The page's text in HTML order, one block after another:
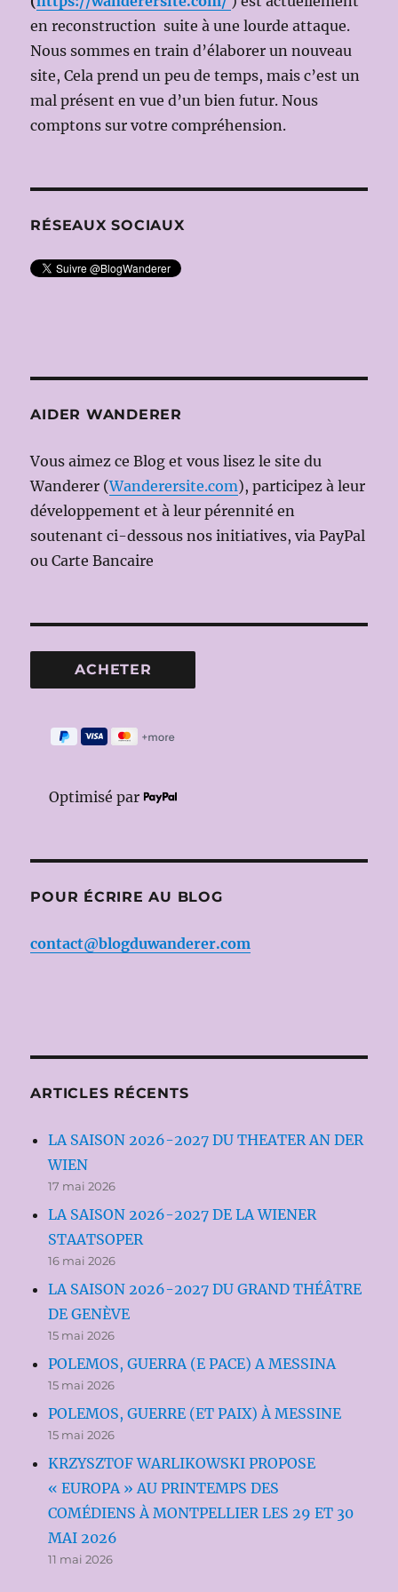
Otto
SCHENK)
en reconstruction suite à une lourde attaque.
Nous sommes en train d’élaborer un nouveau
site, Cela prend un peu de temps, mais c’est un
mal présent en vue d’un bien futur. Nous
comptons sur votre compréhension.
RÉSEAUX SOCIAUX
AIDER WANDERER
Vous aimez ce Blog et vous lisez le site du
Wanderer (Wanderersite.com), participez à leur
développement et à leur pérennité en
soutenant ci-dessous nos initiatives, via PayPal
ou Carte Bancaire
Optimisé par
POUR ÉCRIRE AU BLOG
contact@blogduwanderer.com
ARTICLES RÉCENTS
LA SAISON 2026-2027 DU THEATER AN DER
WIEN
17 mai 2026
LA SAISON 2026-2027 DE LA WIENER
STAATSOPER
16 mai 2026
LA SAISON 2026-2027 DU GRAND THÉÂTRE
DE GENÈVE
15 mai 2026
POLEMOS, GUERRA (E PACE) A MESSINA
15 mai 2026
POLEMOS, GUERRE (ET PAIX) À MESSINE
15 mai 2026
KRZYSZTOF WARLIKOWSKI PROPOSE
« EUROPA » AU PRINTEMPS DES
COMÉDIENS À MONTPELLIER LES 29 ET 30
MAI 2026
11 mai 2026